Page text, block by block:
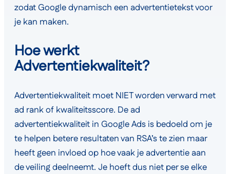
zodat Google dynamisch een advertentietekst voor
je kan maken.
Hoe werkt
Advertentiekwaliteit?
Advertentiekwaliteit moet NIET worden verward met
ad rank of kwaliteitsscore. De ad
advertentiekwaliteit in Google Ads is bedoeld om je
te helpen betere resultaten van RSA’s te zien maar
heeft geen invloed op hoe vaak je advertentie aan
de veiling deelneemt. Je hoeft dus niet per se elke